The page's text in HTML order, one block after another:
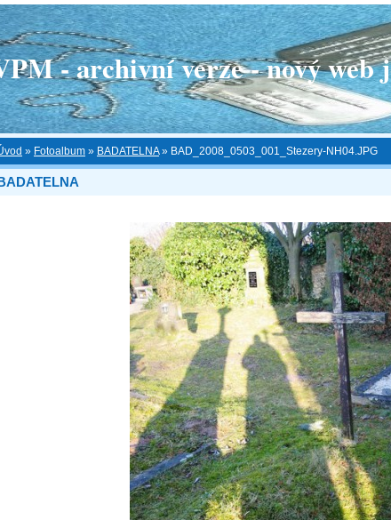
- archivní verze - nový web
» Fotoalbum » BADATELNA» BAD_2008_0503_001_Stezery-NH04.JPG